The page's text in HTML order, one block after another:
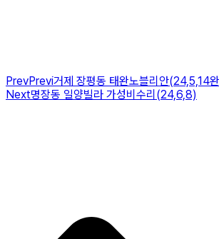
PrevPrevi거제 장평동 태완노블리안(24,5,14
Next명장동 일양빌라 가성비수리(24,6,8)